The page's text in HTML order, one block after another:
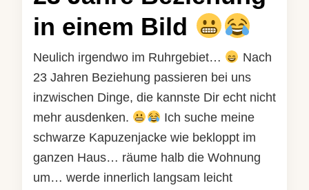
in einem Bild
Neulich irgendwo im Ruhrgebiet…
Nach
23 Jahren Beziehung passieren bei uns
inzwischen Dinge, die kannste Dir echt nicht
mehr ausdenken.
Ich suche meine
schwarze Kapuzenjacke wie bekloppt im
ganzen Haus… räume halb die Wohnung
um… werde innerlich langsam leicht